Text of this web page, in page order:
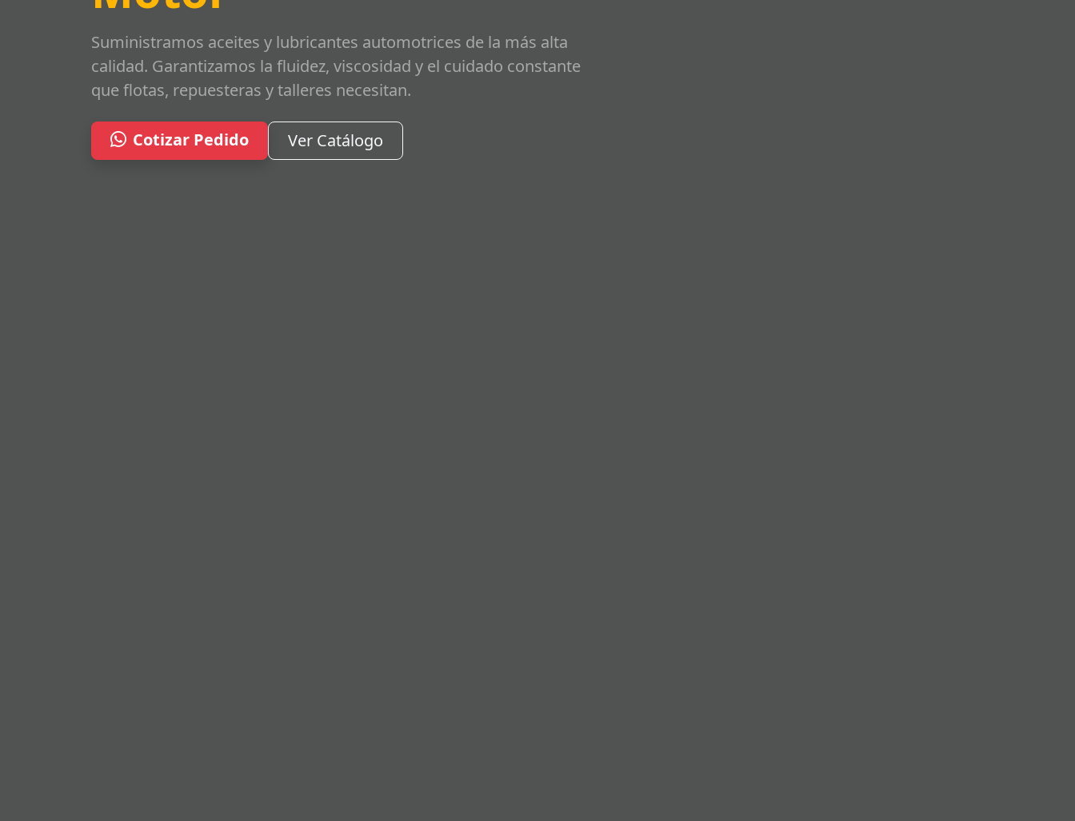
Suministramos aceites y lubricantes automotrices de la más alta
calidad. Garantizamos la fluidez, viscosidad y el cuidado constante
que flotas, repuesteras y talleres necesitan.
Cotizar Pedido Ver Catálogo